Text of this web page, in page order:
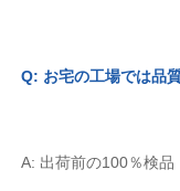
Q: お宅の工場では品
A: 出荷前の100％検品